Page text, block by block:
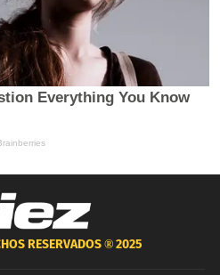
RESERVADOS ®2025